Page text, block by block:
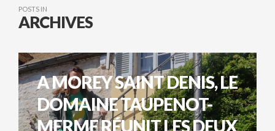
POSTS IN
ARCHIVES
A MOREY SAINT DENIS, LE
DOMAINE TAUPENOT-
MERME RÉUNIT LES DEUX